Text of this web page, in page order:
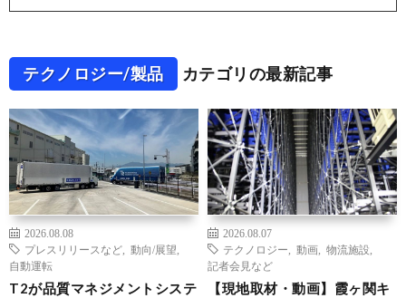
テクノロジー/製品 カテゴリの最新記事
2026.08.08
プレスリリースなど
動向/展望
自動運転
T2が品質マネジメントシステ
2026.08.07
テクノロジー
動画 物流施設
記者会見など
【現地取材・動画】霞ヶ関キ